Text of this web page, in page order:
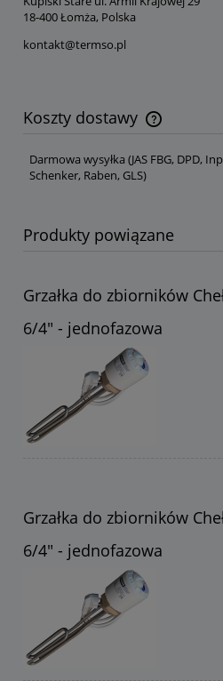
18-400 Łomża, Polska
kontakt@termso.pl
Koszty dostawy
Cena nie zawiera ewentualnych
Darmowa wysyłka (JAS FBG, DPD,
Schenker, Raben, GLS)
Produkty powiązane
Grzałka do zbiorników
6/4" - jednofazowa
Grzałka do zbiorników
6/4" - jednofazowa